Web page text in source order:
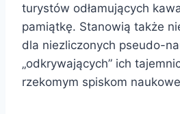
turystów odłamujących
pamiątkę. Stanowią także
dla niezliczonych pseudo-
„odkrywających” ich
rzekomym spiskom